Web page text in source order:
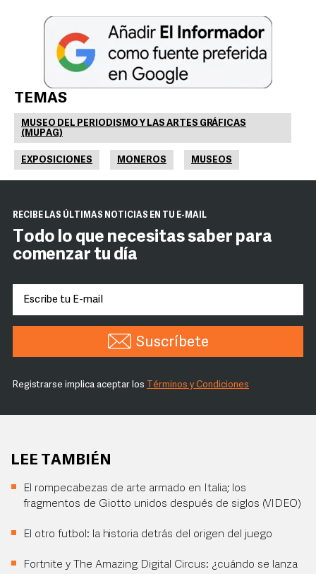
TEMAS
MUSEO DEL PERIODISMO Y LAS ARTES GRÁFICAS
(MUPAG)
EXPOSICIONES MONEROS MUSEOS
RECIBE LAS ÚLTIMAS NOTICIAS EN TU E-MAIL
Todo lo que necesitas saber para
comenzar tu día
Suscríbete
Registrarse implica aceptar los Términos y Condiciones
LEE TAMBIÉN
El rompecabezas de arte armado en Italia; los
fragmentos de Giotto unidos después de siglos (VIDEO)
El otro futbol: la historia detrás del origen del juego
Fortnite y The Amazing Digital Circus: ¿cuándo se lanza